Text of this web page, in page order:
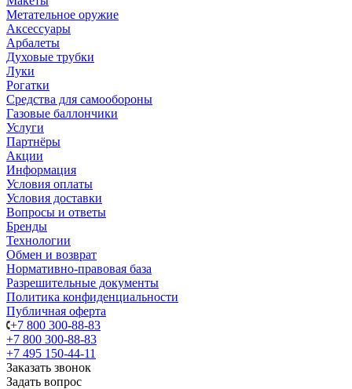
Метательное оружие
Аксессуары
Арбалеты
Духовые трубки
Луки
Рогатки
Средства для самообороны
Газовые баллончики
Услуги
Партнёры
Акции
Информация
Условия оплаты
Условия доставки
Вопросы и ответы
Бренды
Технологии
Обмен и возврат
Нормативно-правовая база
Разрешительные документы
Политика конфиденциальности
Публичная оферта
+7 800 300-88-83
+7 800 300-88-83
+7 495 150-44-11
Заказать звонок
Задать вопрос